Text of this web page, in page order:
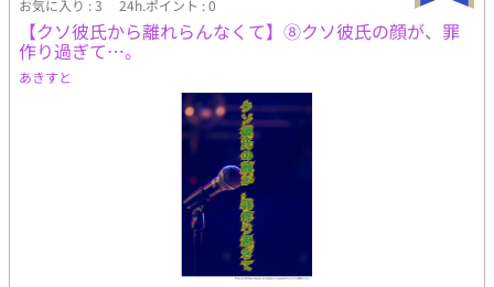
お気に入り : 3 24h.ポイント : 0
【クソ彼氏から離れらんなくて】⑧クソ彼氏の顔が、罪
作り過ぎて…。
あきすと